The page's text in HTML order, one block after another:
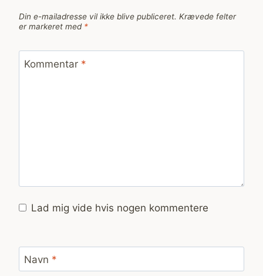
Din e-mailadresse vil ikke blive publiceret. Krævede felter
er markeret med *
Kommentar *
Lad mig vide hvis nogen kommentere
Navn *